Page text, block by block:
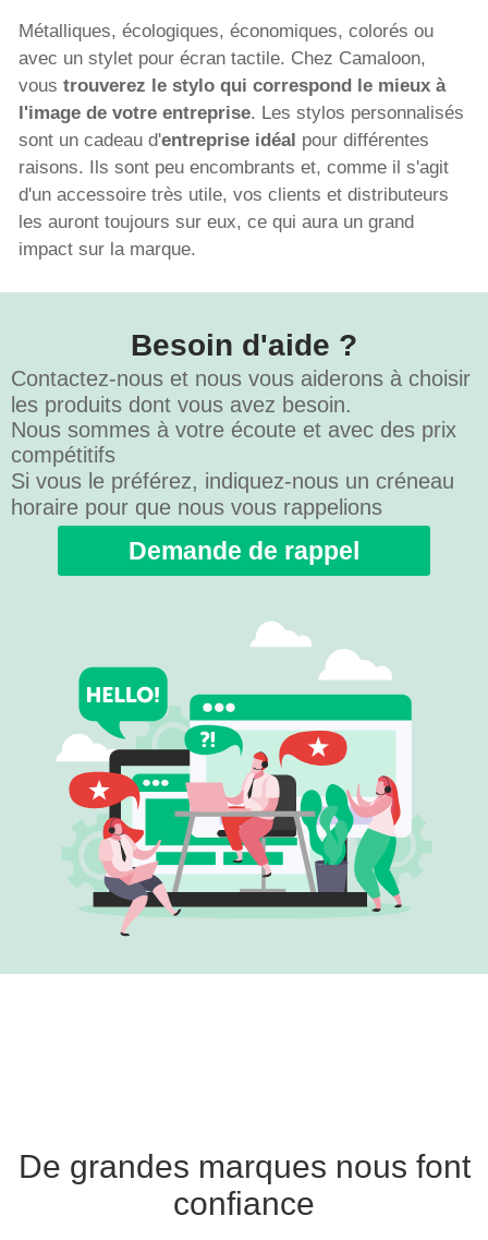
Métalliques, écologiques, économiques, colorés ou
avec un stylet pour écran tactile. Chez Camaloon,
vous trouverez le stylo qui correspond le mieux à
l'image de votre entreprise. Les stylos personnalisés
sont un cadeau d'entreprise idéal pour différentes
raisons. Ils sont peu encombrants et, comme il s'agit
d'un accessoire très utile, vos clients et distributeurs
les auront toujours sur eux, ce qui aura un grand
impact sur la marque.
Besoin d'aide ?
Contactez-nous et nous vous aiderons à choisir
les produits dont vous avez besoin.
Nous sommes à votre écoute et avec des prix
compétitifs
Si vous le préférez, indiquez-nous un créneau
horaire pour que nous vous rappelions
Demande de rappel
De grandes marques nous font
confiance